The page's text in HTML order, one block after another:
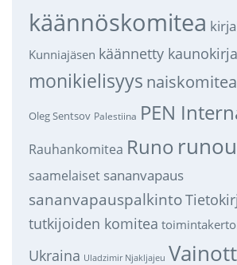
käännöskomitea
Kunniajäsen käännetty
monikielisyys naiskomitea
Oleg Sentsov Palestiina PEN
Rauhankomitea Runo
saamelaiset sananvapaus
sananvapauspalkinto
tutkijoiden komitea
Ukraina Uladzimir Njakljajeu